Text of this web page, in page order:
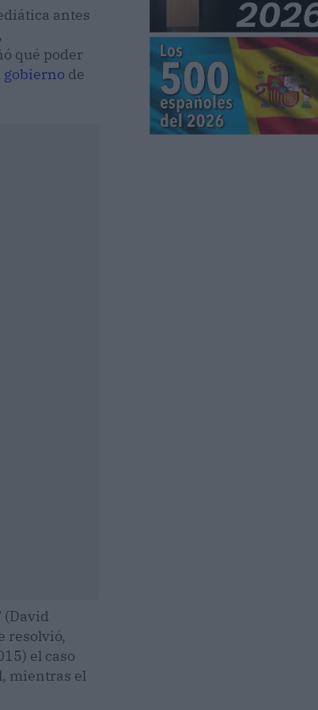
antes
qué poder
gobierno de
(David
resolvió,
el caso
mientras el